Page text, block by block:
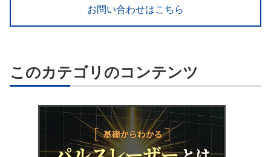
お問い合わせはこちら
このカテゴリのコンテンツ